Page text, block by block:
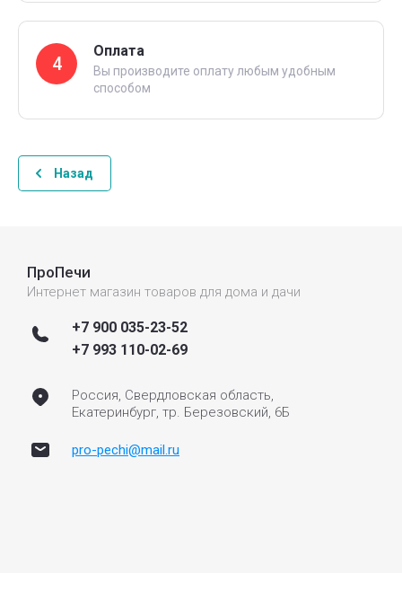
4
Оплата
Вы производите оплату любым удобным
способом
Назад
ПроПечи
Интернет магазин товаров для дома и дачи
+7 900 035-23-52
+7 993 110-02-69
Россия, Свердловская область,
Екатеринбург, тр. Березовский, 6Б
pro-pechi@mail.ru